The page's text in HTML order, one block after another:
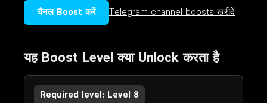
चैनल Boost करें Telegram channel boosts खरीदें
यह Boost Level क्या Unlock करता है
Required level: Level 8